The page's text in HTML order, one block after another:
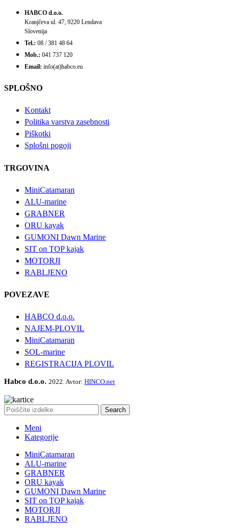
HABCO d.o.o.
Kranjčeva ul. 47, 9220 Lendava
Slovenija
Tel.: 08 / 381 48 64
Mob.: 041 737 120
Email: info(at)habco.eu
SPLOŠNO
Kontakt
Politika varstva zasebnosti
Piškotki
Splošni pogoji
TRGOVINA
MiniCatamaran
ALU-marine
GRABNER
ORU kayak
GUMONI Dawn Marine
SIT on TOP kajak
MOTORJI
RABLJENO
POVEZAVE
HABCO d.o.o.
NAJEM-PLOVIL
MiniCatamaran
SOL-marine
REGISTRACIJA PLOVIL
Habco d.o.o. 2022. Avtor: HINCO.net
Search
Meni
Kategorije
MiniCatamaran
ALU-marine
GRABNER
ORU kayak
GUMONI Dawn Marine
SIT on TOP kajak
MOTORJI
RABLJENO